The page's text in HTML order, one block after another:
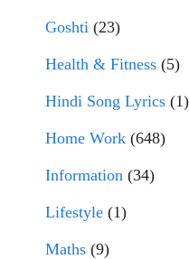
Goshti (23)
Health & Fitness (5)
Hindi Song Lyrics (1)
Home Work (648)
Information (34)
Lifestyle (1)
Maths (9)